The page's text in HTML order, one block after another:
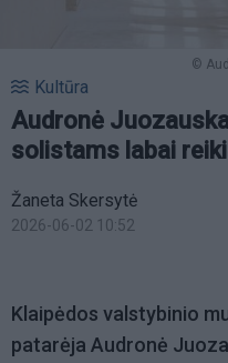
©
Kultūra
Audronė
solistams labai
Žaneta Skersytė
2026-06-02 10:52
Klaipėdos valstybinio
patarėja Audronė